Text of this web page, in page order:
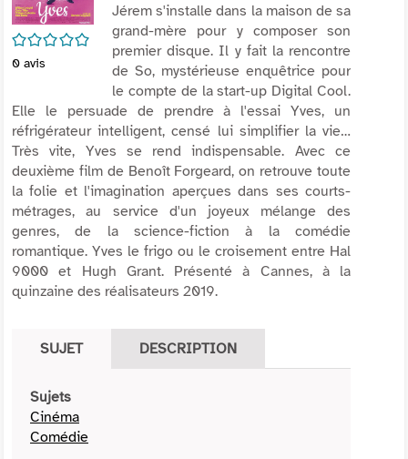
/5
0 avis
Jérem s'installe dans la maison de sa
grand-mère pour y composer son
premier disque. Il y fait la rencontre
de So, mystérieuse enquêtrice pour
le compte de la start-up Digital Cool.
Elle le persuade de prendre à l'essai Yves, un
réfrigérateur intelligent, censé lui simplifier la vie…
Très vite, Yves se rend indispensable. Avec ce
deuxième film de Benoît Forgeard, on retrouve toute
la folie et l'imagination aperçues dans ses courts-
métrages, au service d'un joyeux mélange des
genres, de la science-fiction à la comédie
romantique. Yves le frigo ou le croisement entre Hal
9000 et Hugh Grant. Présenté à Cannes, à la
quinzaine des réalisateurs 2019.
SUJET DESCRIPTION
Sujets
Cinéma
Comédie